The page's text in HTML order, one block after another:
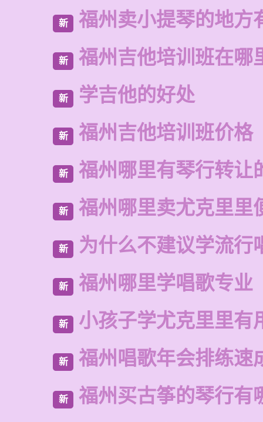
新 福州卖小提琴的地方
新 福州吉他培训班在哪
新 学吉他的好处
新 福州吉他培训班价格
新 福州哪里有琴行转让
新 福州哪里卖尤克里里
新 为什么不建议学流行
新 福州哪里学唱歌专业
新 小孩子学尤克里里有
新 福州唱歌年会排练速
新 福州买古筝的琴行有